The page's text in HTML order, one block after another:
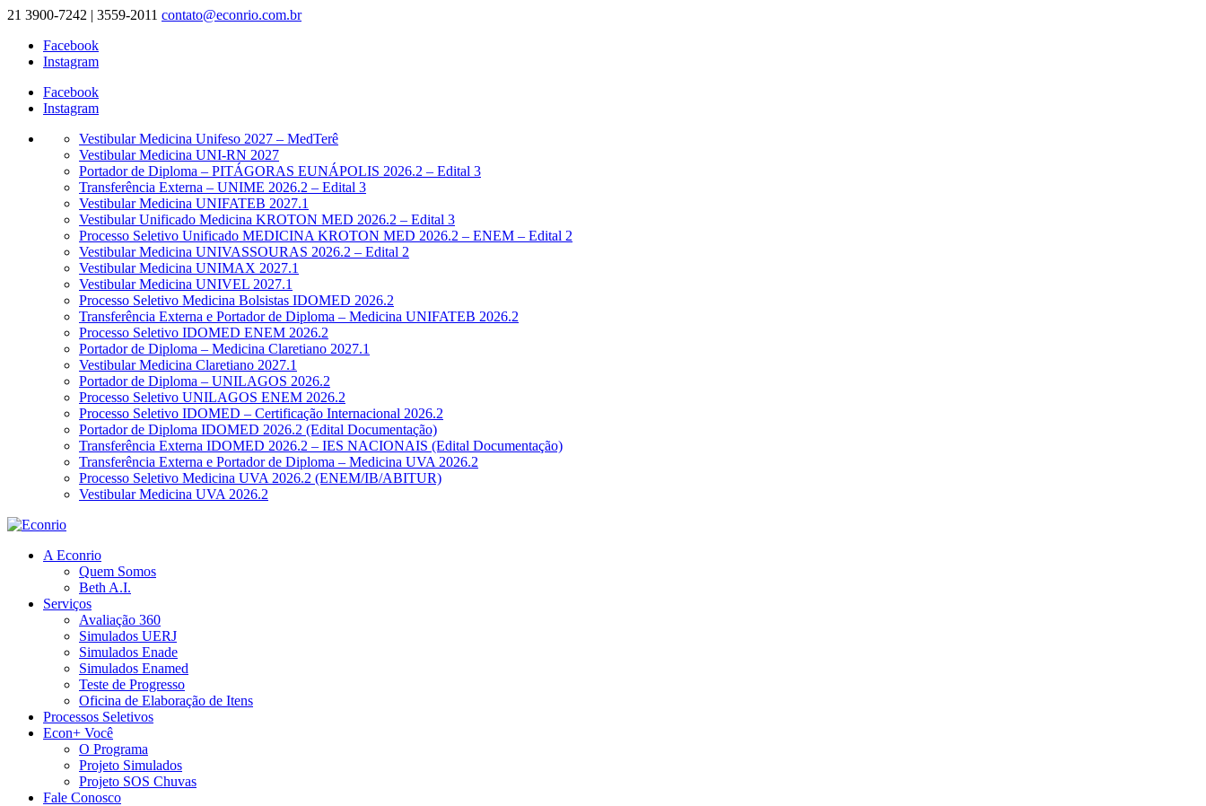
21 3900-7242 | 3559-2011 contato@econrio.com.br
Facebook
Instagram
Facebook
Instagram
Vestibular Medicina Unifeso 2027 – MedTerê
Vestibular Medicina UNI-RN 2027
Portador de Diploma – PITÁGORAS EUNÁPOLIS 2026.2 – Edital 3
Transferência Externa – UNIME 2026.2 – Edital 3
Vestibular Medicina UNIFATEB 2027.1
Vestibular Unificado Medicina KROTON MED 2026.2 – Edital 3
Processo Seletivo Unificado MEDICINA KROTON MED 2026.2 – ENEM – Edital 2
Vestibular Medicina UNIVASSOURAS 2026.2 – Edital 2
Vestibular Medicina UNIMAX 2027.1
Vestibular Medicina UNIVEL 2027.1
Processo Seletivo Medicina Bolsistas IDOMED 2026.2
Transferência Externa e Portador de Diploma – Medicina UNIFATEB 2026.2
Processo Seletivo IDOMED ENEM 2026.2
Portador de Diploma – Medicina Claretiano 2027.1
Vestibular Medicina Claretiano 2027.1
Portador de Diploma – UNILAGOS 2026.2
Processo Seletivo UNILAGOS ENEM 2026.2
Processo Seletivo IDOMED – Certificação Internacional 2026.2
Portador de Diploma IDOMED 2026.2 (Edital Documentação)
Transferência Externa IDOMED 2026.2 – IES NACIONAIS (Edital Documentação)
Transferência Externa e Portador de Diploma – Medicina UVA 2026.2
Processo Seletivo Medicina UVA 2026.2 (ENEM/IB/ABITUR)
Vestibular Medicina UVA 2026.2
A Econrio
Quem Somos
Beth A.I.
Serviços
Avaliação 360
Simulados UERJ
Simulados Enade
Simulados Enamed
Teste de Progresso
Oficina de Elaboração de Itens
Processos Seletivos
Econ+ Você
O Programa
Projeto Simulados
Projeto SOS Chuvas
Fale Conosco